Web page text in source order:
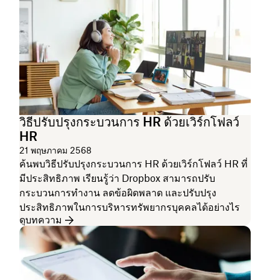
วิธีปรับปรุงกระบวนการ HR ด้วยเวิร์กโฟลว์
HR
21 พฤษภาคม 2568
ค้นพบวิธีปรับปรุงกระบวนการ HR ด้วยเวิร์กโฟลว์ HR ที่
มีประสิทธิภาพ เรียนรู้ว่า Dropbox สามารถปรับ
กระบวนการทำงาน ลดข้อผิดพลาด และปรับปรุง
ประสิทธิภาพในการบริหารทรัพยากรบุคคลได้อย่างไร
ดูบทความ